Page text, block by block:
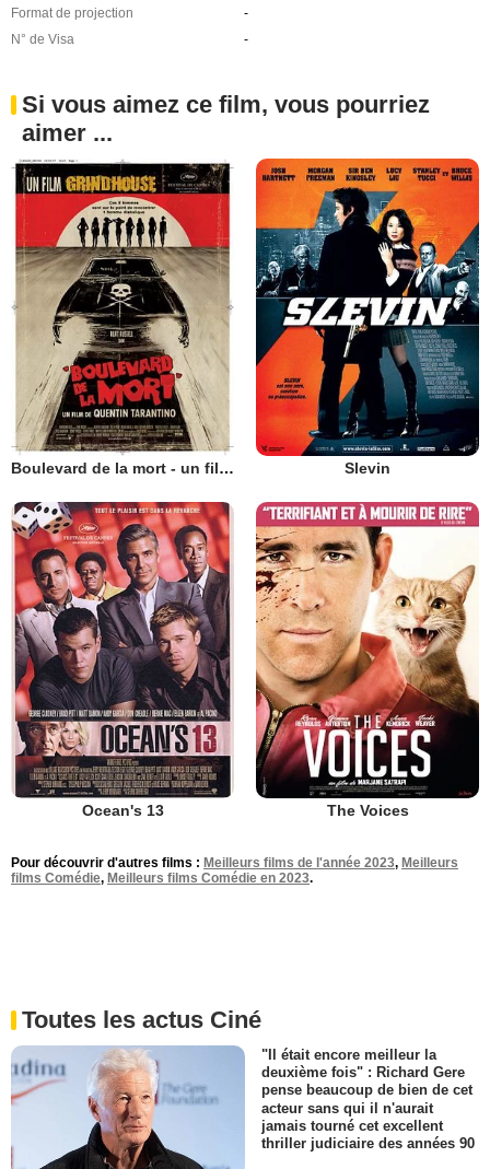
Format de projection
-
N° de Visa
-
Si vous aimez ce film, vous pourriez
aimer ...
Boulevard de la mort - un film Grindhouse Slevin
Ocean's 13 The Voices
Pour découvrir d'autres films : Meilleurs films de l'année 2023, Meilleurs
films Comédie, Meilleurs films Comédie en 2023.
Toutes les actus Ciné
"Il était encore meilleur la
deuxième fois" : Richard Gere
pense beaucoup de bien de cet
acteur sans qui il n'aurait
jamais tourné cet excellent
thriller judiciaire des années 90